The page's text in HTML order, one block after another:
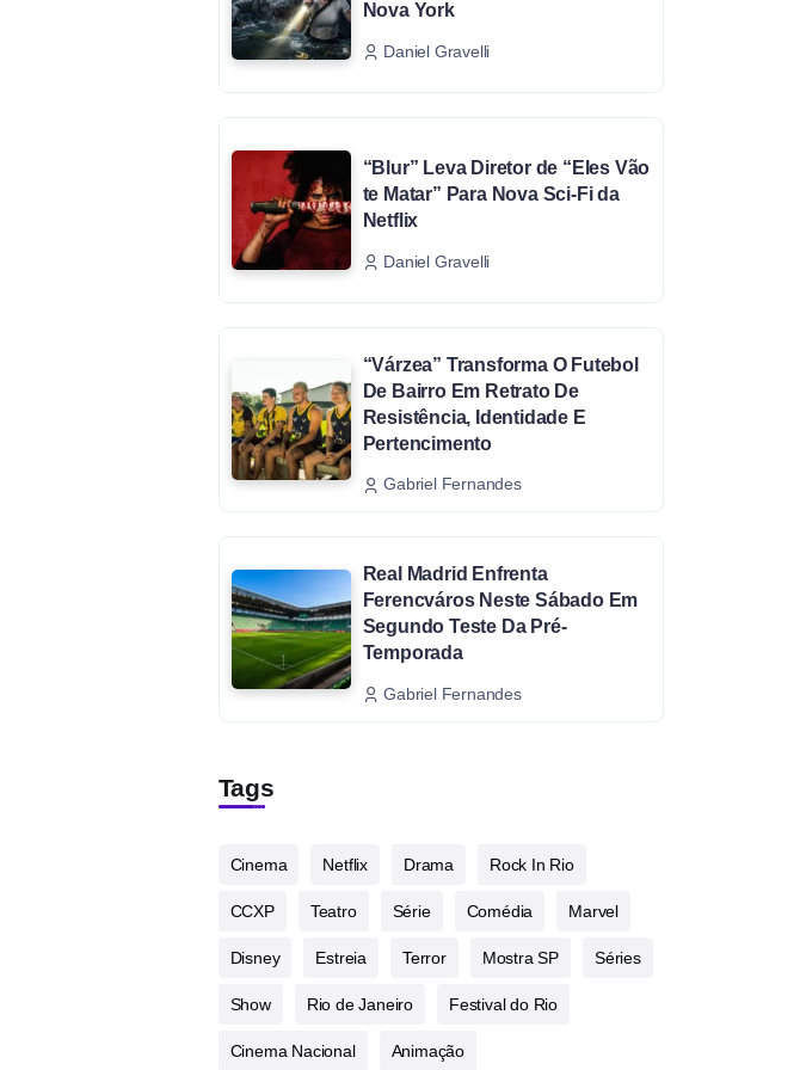
Nova York
Daniel Gravelli
“Blur” Leva Diretor de “Eles Vão
te Matar” Para Nova Sci-Fi da
Netflix
Daniel Gravelli
“Várzea” Transforma O Futebol
De Bairro Em Retrato De
Resistência, Identidade E
Pertencimento
Gabriel Fernandes
Real Madrid Enfrenta
Ferencváros Neste Sábado Em
Segundo Teste Da Pré-
Temporada
Gabriel Fernandes
Tags
Cinema Netflix Drama Rock In Rio
CCXP Teatro Série Comédia Marvel
Disney Estreia Terror Mostra SP Séries
Show Rio de Janeiro Festival do Rio
Cinema Nacional Animação